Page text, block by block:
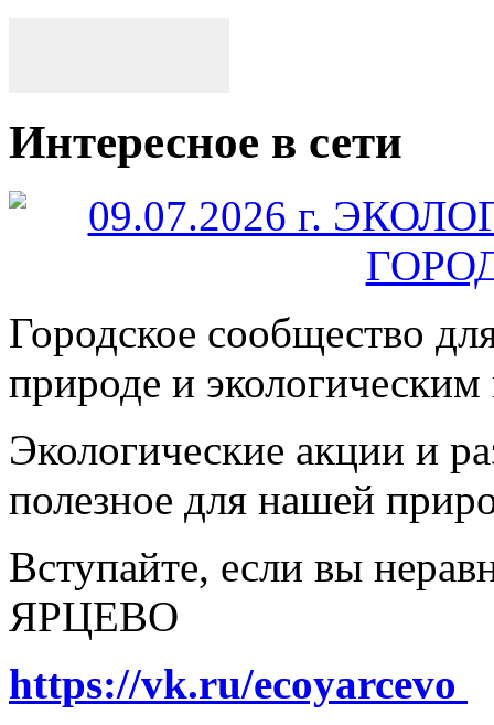
Интересное в сети
Городское сообщество
природе и
Экологические акции и
полезное для нашей
Вступайте, если вы
ЯРЦЕВО
https://vk.ru/ecoyarcevo